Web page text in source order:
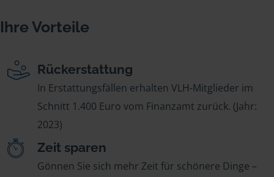
Ihre Vorteile
Rückerstattung
In Erstattungsfällen erhalten VLH-Mitglieder im
Schnitt 1.400 Euro vom Finanzamt zurück. (Jahr:
2023)
Zeit sparen
Gönnen Sie sich mehr Zeit für schönere Dinge –